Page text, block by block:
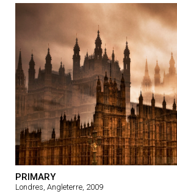
PRIMARY
Londres, Angleterre, 2009